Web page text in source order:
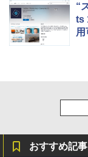
“
ts
おすすめ記事